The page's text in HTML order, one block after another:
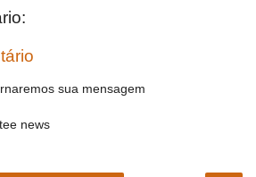
sua mensagem
news